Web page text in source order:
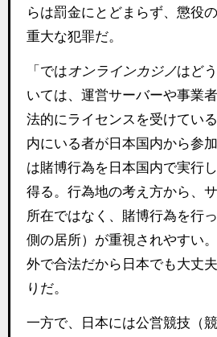
らは罰金にとどまらず、懲役
重大な犯罪だ。
「ではオンラインカジノはど
いては、運営サーバーや事業
法的にライセンスを受けてい
内にいる者が日本国内から参
は賭博行為を日本国内で実行
得る。行為地の考え方から、
所在ではなく、賭博行為を行
側の居所）が重視されやすい
外で合法だから日本でも大丈
りだ。
一方で、日本には公営競技（